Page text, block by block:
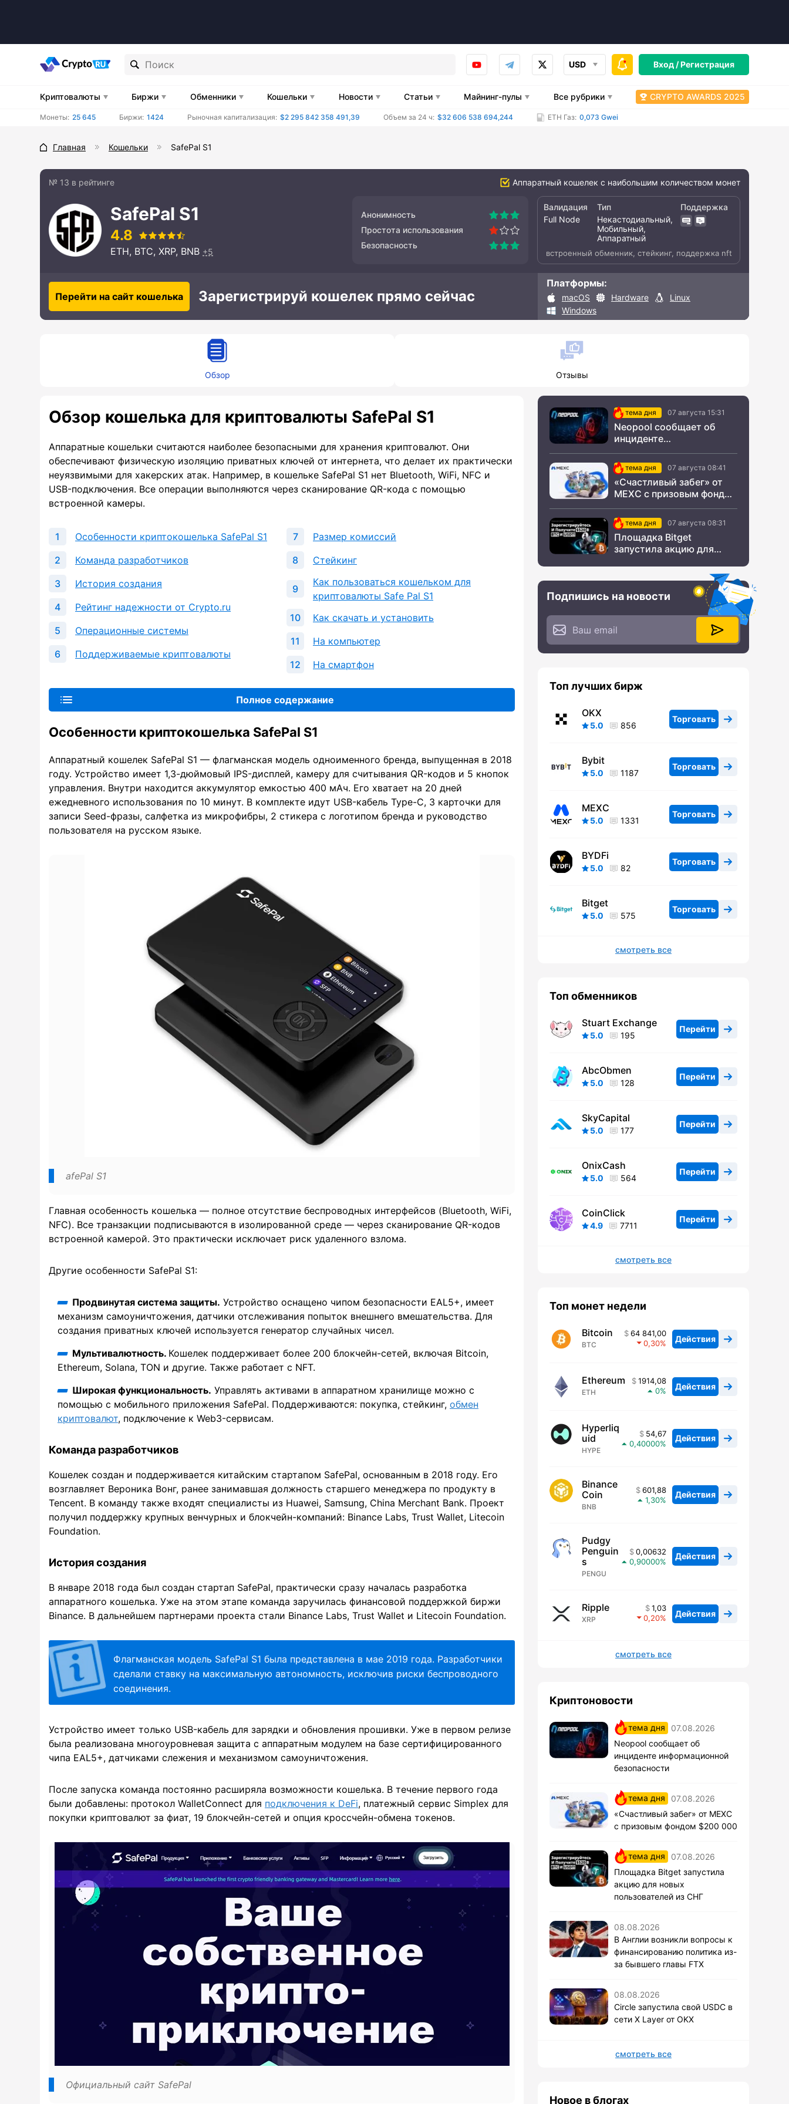
USD Вход /Регистрация
Криптовалюты Биржи Обменники Кошельки Новости Статьи Майнинг-пулы Все рубрики CRYPTO AWARDS 2025
Монеты: 25 645 Биржи: 1424 Рыночная капитализация: $2 295 842 358 491,39 Объем за 24 ч: $32 606 538 694,244 ETH Газ: 0,073 Gwei
Главная Кошельки SafePal S1
№ 13 в рейтинге Аппаратный кошелек с наибольшим количеством монет
SafePal S1
4.8
ETH, BTC, XRP, BNB +5
Анонимность
Простота использования
Безопасность
Валидация
Full Node
Тип
Некастодиальный,
Мобильный,
Аппаратный
Поддержка
встроенный обменник, стейкинг, поддержка nft
Перейти на сайт кошелька Зарегистрируй кошелек прямо сейчас
Платформы:
macOS Hardware
Linux
Windows
Обзор Отзывы
Обзор кошелька для криптовалюты SafePal S1
Аппаратные кошельки считаются наиболее безопасными для хранения криптовалют. Они
обеспечивают физическую изоляцию приватных ключей от интернета, что делает их практически
неуязвимыми для хакерских атак. Например, в кошельке SafePal S1 нет Bluetooth, WiFi, NFC и
USB-подключения. Все операции выполняются через сканирование QR-кода с помощью
встроенной камеры.
Особенности криптокошелька SafePal S1
Команда разработчиков
История создания
Рейтинг надежности от Crypto.ru
Операционные системы
Поддерживаемые криптовалюты
Размер комиссий
Стейкинг
Как пользоваться кошельком для
криптовалюты Safe Pal S1
Как скачать и установить
На компьютер
На смартфон
Полное содержание
Особенности криптокошелька SafePal S1
Аппаратный кошелек SafePal S1 — флагманская модель одноименного бренда, выпущенная в 2018
году. Устройство имеет 1,3-дюймовый IPS-дисплей, камеру для считывания QR-кодов и 5 кнопок
управления. Внутри находится аккумулятор емкостью 400 мАч. Его хватает на 20 дней
ежедневного использования по 10 минут. В комплекте идут USB-кабель Type-C, 3 карточки для
записи Seed-фразы, салфетка из микрофибры, 2 стикера с логотипом бренда и руководство
пользователя на русском языке.
afePal S1
Главная особенность кошелька — полное отсутствие беспроводных интерфейсов (Bluetooth, WiFi,
NFC). Все транзакции подписываются в изолированной среде — через сканирование QR-кодов
встроенной камерой. Это практически исключает риск удаленного взлома.
Другие особенности SafePal S1:
Продвинутая система защиты. Устройство оснащено чипом безопасности EAL5+, имеет
механизм самоуничтожения, датчики отслеживания попыток внешнего вмешательства. Для
создания приватных ключей используется генератор случайных чисел.
Мультивалютность. Кошелек поддерживает более 200 блокчейн-сетей, включая Bitcoin,
Ethereum, Solana, TON и другие. Также работает с NFT.
Широкая функциональность. Управлять активами в аппаратном хранилище можно с
помощью с мобильного приложения SafePal. Поддерживаются: покупка, стейкинг, обмен
криптовалют, подключение к Web3-сервисам.
Команда разработчиков
Кошелек создан и поддерживается китайским стартапом SafePal, основанным в 2018 году. Его
возглавляет Вероника Вонг, ранее занимавшая должность старшего менеджера по продукту в
Tencent. В команду также входят специалисты из Huawei, Samsung, China Merchant Bank. Проект
получил поддержку крупных венчурных и блокчейн-компаний: Binance Labs, Trust Wallet, Litecoin
Foundation.
История создания
В январе 2018 года был создан стартап SafePal, практически сразу началась разработка
аппаратного кошелька. Уже на этом этапе команда заручилась финансовой поддержкой биржи
Binance. В дальнейшем партнерами проекта стали Binance Labs, Trust Wallet и Litecoin Foundation.
Флагманская модель SafePal S1 была представлена в мае 2019 года. Разработчики
сделали ставку на максимальную автономность, исключив риски беспроводного
соединения.
Устройство имеет только USB-кабель для зарядки и обновления прошивки. Уже в первом релизе
была реализована многоуровневая защита с аппаратным модулем на базе сертифицированного
чипа EAL5+, датчиками слежения и механизмом самоуничтожения.
После запуска команда постоянно расширяла возможности кошелька. В течение первого года
были добавлены: протокол WalletConnect для подключения к DeFi, платежный сервис Simplex для
покупки криптовалют за фиат, 19 блокчейн-сетей и опция кроссчейн-обмена токенов.
Официальный сайт SafePal
тема дня 07 августа 15:31
Neopool сообщает об
инциденте
безопасности
тема дня 07 августа 08:41
«Счастливый забег» от
MEXC с призовым фондом
тема дня 07 августа 08:31
Площадка Bitget
запустила акцию для
Подпишись на новости
Топ лучших бирж
OKX
5.0 856
Торговать
Bybit
5.0 1187
Торговать
MEXC
5.0 1331
Торговать
BYDFi
5.0 82
Торговать
Bitget
5.0 575
Торговать
смотреть все
Топ обменников
Stuart Exchange
5.0 195
Перейти
AbcObmen
5.0 128
Перейти
SkyCapital
5.0 177
Перейти
OnixCash
5.0 564
Перейти
CoinClick
4.9 7711
Перейти
смотреть все
Топ монет недели
Bitcoin
BTC
64 841,00
0,30
Действия
Ethereum
ETH
1914,08
0
Действия
Hyperliq
uid
HYPE
54,67
0,40000
Действия
Binance
Coin
BNB
601,88
1,30
Действия
Pudgy
Penguin
s
PENGU
0,00632
0,90000
Действия
Ripple
XRP
1,03
0,20
Действия
смотреть все
Криптоновости
тема дня
07.08.2026
Neopool сообщает об
инциденте информационной
безопасности
тема дня
07.08.2026
«Счастливый забег» от MEXC
с призовым фондом $200 000
тема дня
07.08.2026
Площадка Bitget запустила
акцию для новых
пользователей из СНГ
08.08.2026
В Англии возникли вопросы к
финансированию политика из-
за бывшего главы FTX
08.08.2026
Circle запустила свой USDC в
сети X Layer от OKX
смотреть все
Новое в блогах